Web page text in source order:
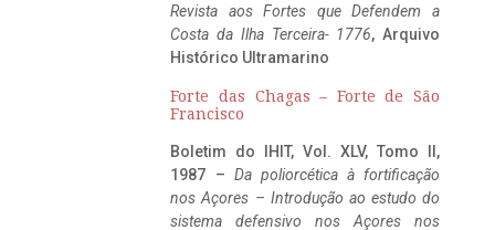
Revista aos Fortes que Defendem a
Costa da Ilha Terceira- 1776, Arquivo
Histórico Ultramarino
Forte das Chagas – Forte de São
Francisco
Boletim do IHIT, Vol. XLV, Tomo II,
1987 – Da poliorcética à fortificação
nos Açores – Introdução ao estudo do
sistema defensivo nos Açores nos